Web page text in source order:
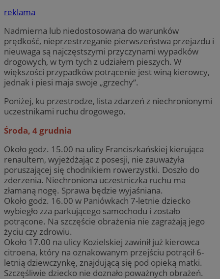
reklama
Nadmierna lub niedostosowana do warunków
prędkość, nieprzestrzeganie pierwszeństwa przejazdu i
nieuwaga są najczęstszymi przyczynami wypadków
drogowych, w tym tych z udziałem pieszych. W
większości przypadków potrącenie jest winą kierowcy,
jednak i piesi maja swoje „grzechy”.
Poniżej, ku przestrodze, lista zdarzeń z niechronionymi
uczestnikami ruchu drogowego.
Środa, 4 grudnia
Około godz. 15.00 na ulicy Franciszkańskiej kierująca
renaultem, wyjeżdżając z posesji, nie zauważyła
poruszającej się chodnikiem rowerzystki. Doszło do
zderzenia. Niechroniona uczestniczka ruchu ma
złamaną nogę. Sprawa będzie wyjaśniana.
Około godz. 16.00 w Paniówkach 7-letnie dziecko
wybiegło zza parkującego samochodu i zostało
potrącone. Na szczęście obrażenia nie zagrażają jego
życiu czy zdrowiu.
Około 17.00 na ulicy Kozielskiej zawinił już kierowca
citroena, który na oznakowanym przejściu potrącił 6-
letnią dziewczynkę, znajdującą się pod opieką matki.
Szczęśliwie dziecko nie doznało poważnych obrażeń.